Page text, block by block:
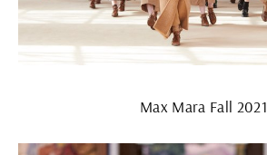
Max Mara Fall 2021